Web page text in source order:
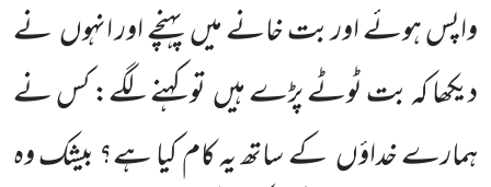
واپس ہوئے اور بت خانے میں پہنچے اور انہوں نے
دیکھا کہ بت ٹوٹے پڑے ہیں تو کہنے لگے: کس نے
ہمارے خداؤں کے ساتھ یہ کام کیا ہے؟ بیشک وہ